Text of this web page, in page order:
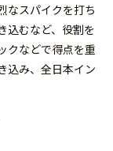
なスパイクを打ち
込むなど、役割を
クなどで得点を重
込み、全日本イン